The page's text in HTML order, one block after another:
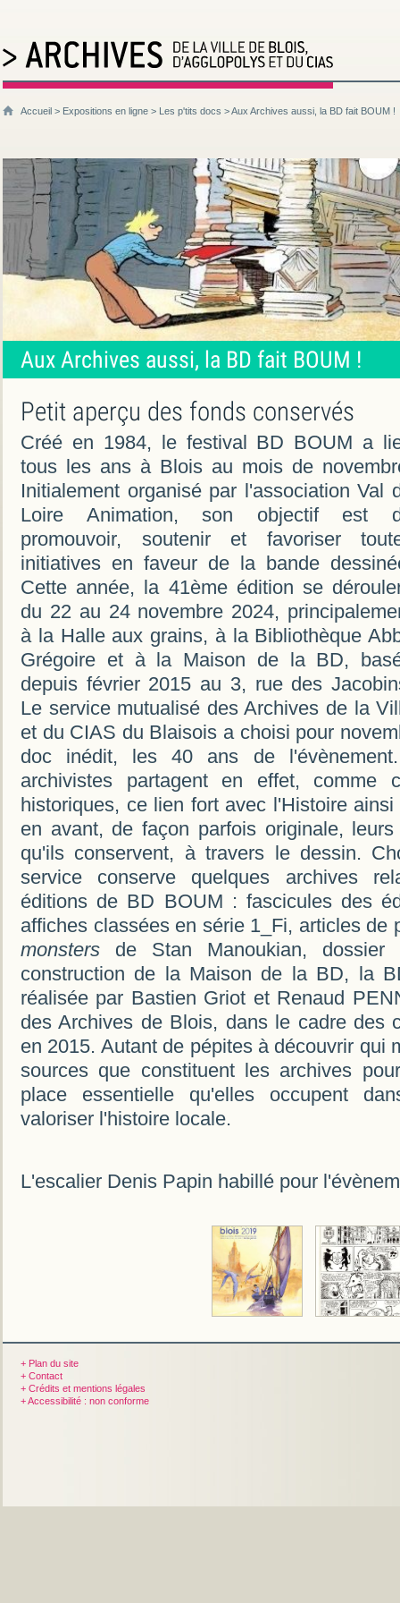
Accueil > Expositions en ligne > Les p'tits docs > Aux Archives aussi, la BD fait BOUM !
Aux Archives aussi, la BD fait BOUM !
Petit aperçu des fonds conservés
Créé en 1984, le festival BD BOUM a
tous les ans à Blois au mois de
Initialement organisé par l'association Val
Loire Animation, son objectif est
promouvoir, soutenir et favoriser
initiatives en faveur de la bande
Cette année, la 41ème édition se
du 22 au 24 novembre 2024,
à la Halle aux grains, à la Bibliothèque
Grégoire et à la Maison de la BD,
depuis février 2015 au 3, rue des
Le service mutualisé des Archives de la
et du CIAS du Blaisois a choisi pour
doc inédit, les 40 ans de
archivistes partagent en effet, comme
historiques, ce lien fort avec l'Histoire
en avant, de façon parfois originale,
qu'ils conservent, à travers le dessin.
service conserve quelques archives
éditions de BD BOUM : fascicules des
affiches classées en série 1_Fi, articles de
monsters de Stan Manoukian, dossier
construction de la Maison de la BD, la
réalisée par Bastien Griot et Renaud
des Archives de Blois, dans le cadre des
en 2015. Autant de pépites à découvrir qui
sources que constituent les archives
place essentielle qu'elles occupent
valoriser l'histoire locale.
L'escalier Denis Papin habillé pour
+ Plan du site
+ Contact
+ Crédits et mentions légales
+ Accessibilité : non conforme